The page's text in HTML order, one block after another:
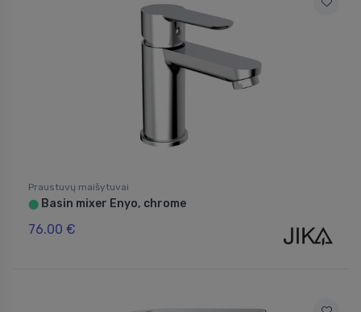
Praustuvų maišytuvai
⬤ Basin mixer Enyo, chrome
76.00 €